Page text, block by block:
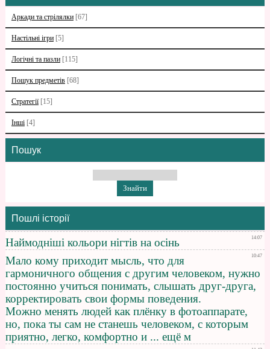
Аркади та стрілялки [67]
Настільні ігри [5]
Логічні та пазли [115]
Пошук предметів [68]
Стратегії [15]
Інші [4]
Пошук
Пошлі історії